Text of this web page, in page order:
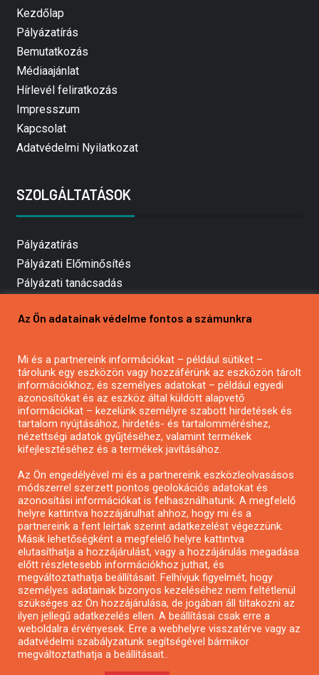
Kezdőlap
Pályázatírás
Bemutatkozás
Médiaajánlat
Hírlevél feliratkozás
Impresszum
Kapcsolat
Adatvédelmi Nyilatkozat
SZOLGÁLTATÁSOK
Pályázatírás
Pályázati Előminősítés
Pályázati tanácsadás
Mezőgazdasági pályázatírás
Pályázatírás civil szervezeteknek
Pályázatírás önkormányzatoknak
Pályázatfigyelés
Specifikus pályázatfigyelés vagy hírlevél
Pályázatok magánszemélyeknek
Pályázatok civil szervezeteknek
Pályázatok vállalkozásoknak
Önkormányzati pályázatok
Mezőgazdasági pályázatok
Falusi turizmus pályázatok
Napelem pályázatok
GINOP pályázatok
Az Ön adatainak védelme fontos a számunkra
Mi és a partnereink információkat – például sütiket –
tárolunk egy eszközön vagy hozzáférünk az eszközön tárolt
információkhoz, és személyes adatokat – például egyedi
azonosítókat és az eszköz által küldött alapvető
információkat – kezelünk személyre szabott hirdetések és
tartalom nyújtásához, hirdetés- és tartalomméréshez,
nézettségi adatok gyűjtéséhez, valamint termékek
kifejlesztéséhez és a termékek javításához.
Az Ön engedélyével mi és a partnereink eszközleolvasásos
módszerrel szerzett pontos geolokációs adatokat és
azonosítási információkat is felhasználhatunk. A megfelelő
helyre kattintva hozzájárulhat ahhoz, hogy mi és a
partnereink a fent leírtak szerint adatkezelést végezzünk.
Másik lehetőségként a megfelelő helyre kattintva
elutasíthatja a hozzájárulást, vagy a hozzájárulás megadása
előtt részletesebb információkhoz juthat, és
megváltoztathatja beállításait. Felhívjuk figyelmét, hogy
személyes adatainak bizonyos kezeléséhez nem feltétlenül
szükséges az Ön hozzájárulása, de jogában áll tiltakozni az
ilyen jellegű adatkezelés ellen. A beállításai csak erre a
weboldalra érvényesek. Erre a webhelyre visszatérve vagy az
adatvédelmi szabályzatunk segítségével bármikor
megváltoztathatja a beállításait..